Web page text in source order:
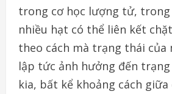
trong cơ học lượng tử, trong
nhiều hạt có thể liên kết
theo cách mà trạng thái của
lập tức ảnh hưởng đến
kia, bất kể khoảng cách giữa